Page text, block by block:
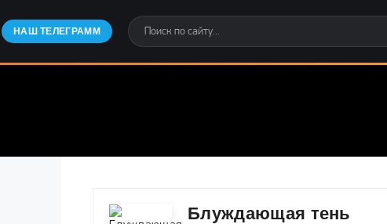
НАШ ТЕЛЕГРАММ
Блуждающая тень